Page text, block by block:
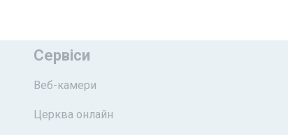
Сервіси
Веб-камери
Церква онлайн